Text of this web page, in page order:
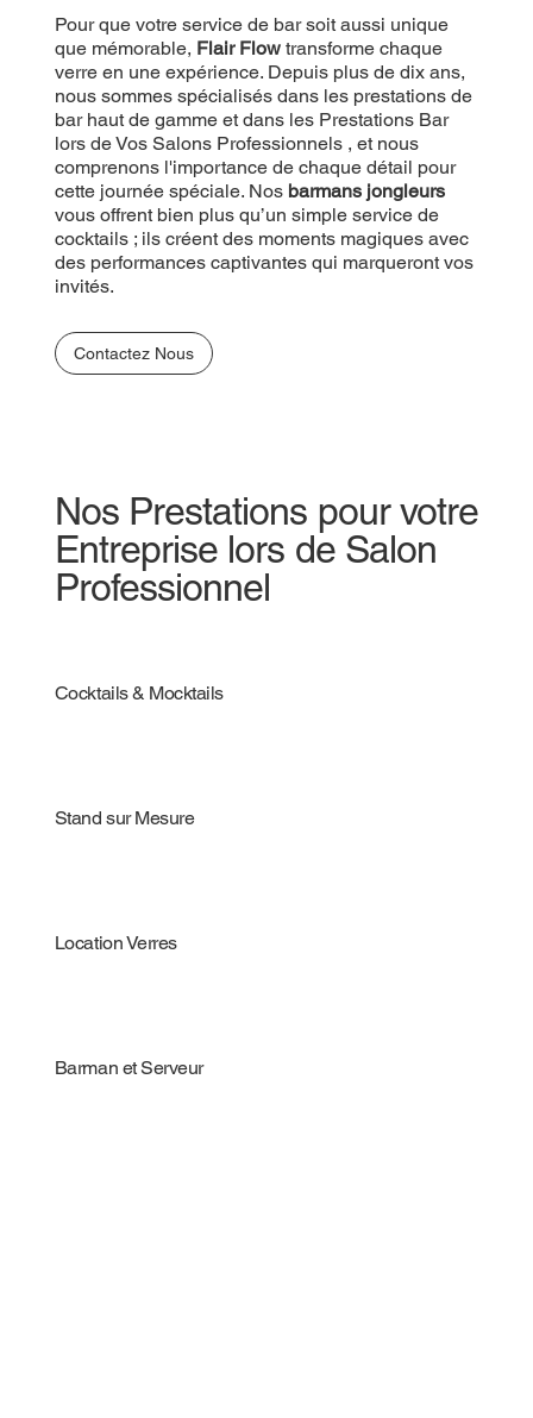
Pour que votre service de bar soit aussi unique
que mémorable, Flair Flowtransforme chaque
verre en une expérience. Depuis plus de dix ans,
nous sommes spécialisés dans les prestations de
bar haut de gamme et dans les Prestations Bar
lors de Vos Salons Professionnels , et nous
comprenons l'importance de chaque détail pour
cette journée spéciale. Nos barmans jongleurs
vous offrent bien plus qu’un simple service de
cocktails ; ils créent des moments magiques avec
des performances captivantes qui marqueront vos
invités.
Contactez Nous
Nos Prestations pour votre
Entreprise lors de Salon
Professionnel
Cocktails & Mocktails
Stand sur Mesure
Location Verres
Barman et Serveur